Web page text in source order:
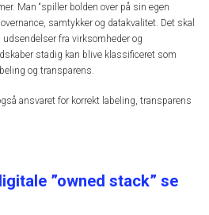
Man “spiller bolden over på sin egen
samtykker og datakvalitet. Det skal
fra virksomheder og
stadig kan blive klassificeret som
og transparens.
ansvaret for korrekt labeling, transparens
”owned stack” se